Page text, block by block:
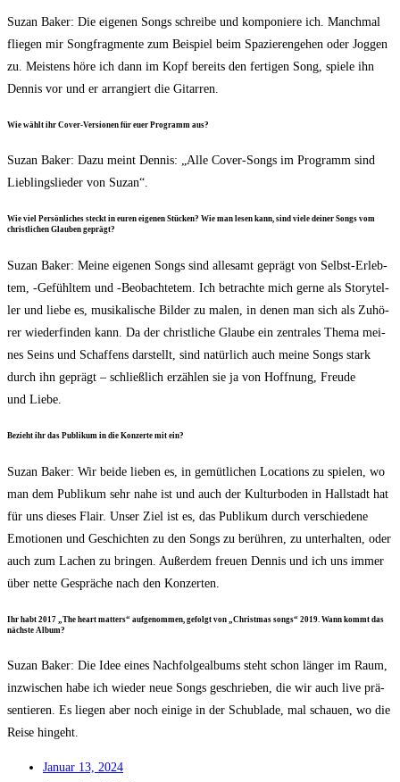
Suzan Bak­er: Die eige­nen Songs schrei­be und kom­po­nie­re ich. Manch­mal
flie­gen mir Songfrag­men­te zum Bei­spiel beim Spa­zie­ren­ge­hen oder Jog­gen
zu. Meis­tens höre ich dann im Kopf bereits den fer­ti­gen Song, spie­le ihn
Den­nis vor und er arran­giert die Gitarren.
Wie wählt ihr Cover-Ver­sio­nen für euer Pro­gramm aus?
Suzan Bak­er: Dazu meint Den­nis: „Alle Cover-Songs im Pro­gramm sind
Lieb­lings­lie­der von Suzan“.
Wie viel Per­sön­li­ches steckt in euren eige­nen Stü­cken? Wie man lesen kann, sind vie­le dei­ner Songs vom
christ­li­chen Glau­ben geprägt?
Suzan Bak­er: Mei­ne eige­nen Songs sind alle­samt geprägt von Selbst-Erleb­
tem, ‑Gefühl­tem und ‑Beob­ach­te­tem. Ich betrach­te mich ger­ne als Sto­rytel­
ler und lie­be es, musi­ka­li­sche Bil­der zu malen, in denen man sich als Zuhö­
rer wie­der­fin­den kann. Da der christ­li­che Glau­be ein zen­tra­les The­ma mei­
nes Seins und Schaf­fens dar­stellt, sind natür­lich auch mei­ne Songs stark
durch ihn geprägt – schließ­lich erzäh­len sie ja von Hoff­nung, Freu­de
und Liebe.
Bezieht ihr das Publi­kum in die Kon­zer­te mit ein?
Suzan Bak­er: Wir bei­de lie­ben es, in gemüt­li­chen Loca­ti­ons zu spie­len, wo
man dem Publi­kum sehr nahe ist und auch der Kul­tur­bo­den in Hall­stadt hat
für uns die­ses Flair. Unser Ziel ist es, das Publi­kum durch ver­schie­de­ne
Emo­tio­nen und Geschich­ten zu den Songs zu berüh­ren, zu unter­hal­ten, oder
auch zum Lachen zu brin­gen. Außer­dem freu­en Den­nis und ich uns immer
über net­te Gesprä­che nach den Konzerten.
Ihr habt 2017 „The heart mat­ters“ auf­ge­nom­men, gefolgt von „Christ­mas songs“ 2019. Wann kommt das
nächs­te Album?
Suzan Bak­er: Die Idee eines Nach­fol­ge­al­bums steht schon län­ger im Raum,
inzwi­schen habe ich wie­der neue Songs geschrie­ben, die wir auch live prä­
sen­tie­ren. Es lie­gen aber noch eini­ge in der Schub­la­de, mal schau­en, wo die
Rei­se hingeht.
Janu­ar 13, 2024